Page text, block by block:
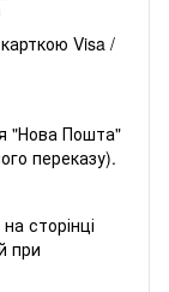
Visa /
"Нова Пошта"
переказу).
сторінці
при